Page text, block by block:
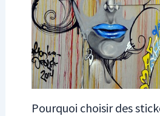
Pourquoi choisir des